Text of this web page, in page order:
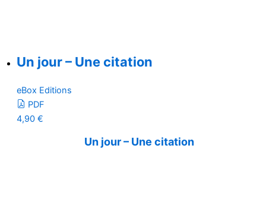
Un jour – Une citation
eBox Editions
PDF
4,90 €
Un jour – Une citation